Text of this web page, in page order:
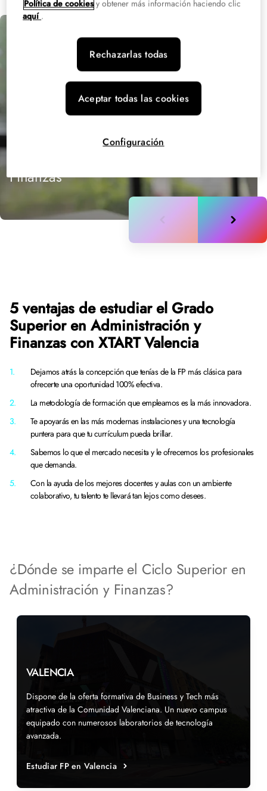
Finanzas
5 ventajas de estudiar el Grado
Superior en Administración y
Finanzas con XTART Valencia
Dejamos atrás la concepción que tenías de la FP más clásica para
ofrecerte una oportunidad 100% efectiva.
La metodología de formación que empleamos es la más innovadora.
Te apoyarás en las más modernas instalaciones y una tecnología
puntera para que tu currículum pueda brillar.
Sabemos lo que el mercado necesita y le ofrecemos los profesionales
que demanda.
Con la ayuda de los mejores docentes y aulas con un ambiente
colaborativo, tu talento te llevará tan lejos como desees.
¿Dónde se imparte el Ciclo Superior en
Administración y Finanzas?
VALENCIA
Dispone de la oferta formativa de Business y Tech más
atractiva de la Comunidad Valenciana. Un nuevo campus
equipado con numerosos laboratorios de tecnología
avanzada.
Estudiar FP en Valencia
Política de cookies y obtener más información haciendo clic
aquí .
Rechazarlas todas
Aceptar todas las cookies
Configuración